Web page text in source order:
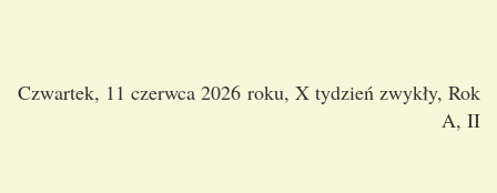
Czwartek, 11 czerwca 2026 roku, X tydzień zwykły, Rok
A, II